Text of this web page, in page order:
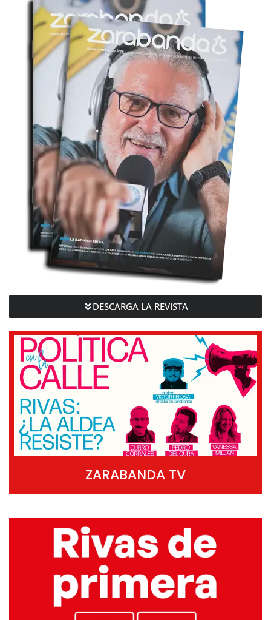
DESCARGA LA REVISTA
ZARABANDA TV